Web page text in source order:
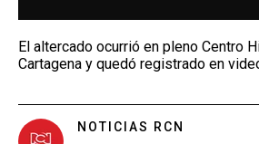
El altercado ocurrió en pleno Centro
Cartagena y quedó registrado en
NOTICIAS RCN